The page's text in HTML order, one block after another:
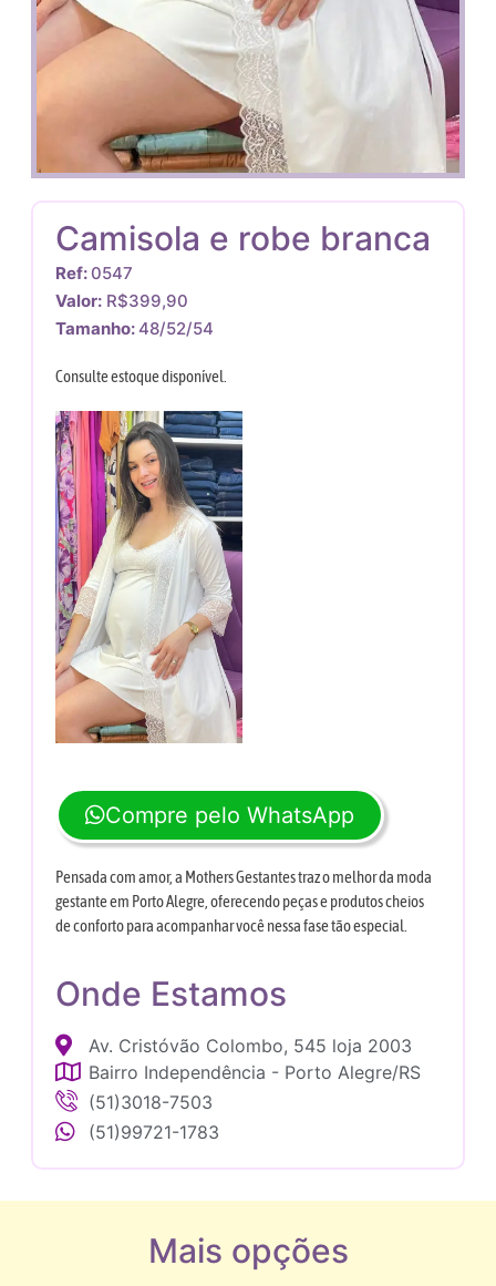
Camisola e robe branca
Ref: 0547
Valor: R$399,90
Tamanho:48/52/54
Consulte estoque disponível.
Compre pelo WhatsApp
Pensada com amor, a Mothers Gestantes traz o melhor da moda
gestante em Porto Alegre, oferecendo peças e produtos cheios
de conforto para acompanhar você nessa fase tão especial.
Onde Estamos
Av. Cristóvão Colombo, 545 loja 2003
Bairro Independência - Porto Alegre/RS
(51)3018-7503
(51)99721-1783
Mais opções